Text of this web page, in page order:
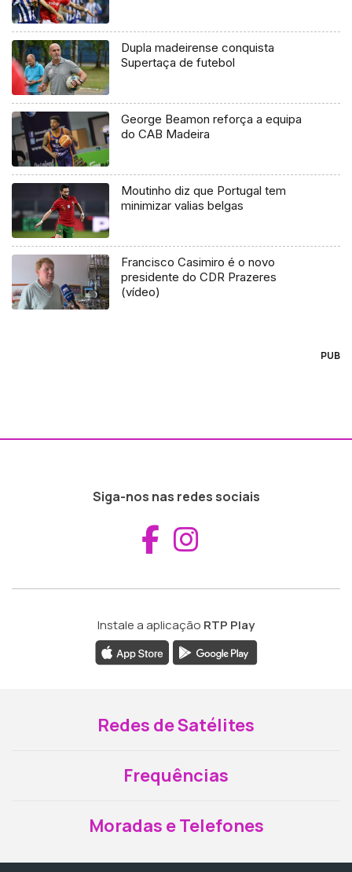
Dupla madeirense conquista
Supertaça de futebol
George Beamon reforça a equipa
do CAB Madeira
Moutinho diz que Portugal tem
minimizar valias belgas
Francisco Casimiro é o novo
presidente do CDR Prazeres
(vídeo)
PUB
Siga-nos nas redes sociais
Aceder ao
Instale a aplicação RTP Play
Redes de Satélites
Frequências
Moradas e Telefones